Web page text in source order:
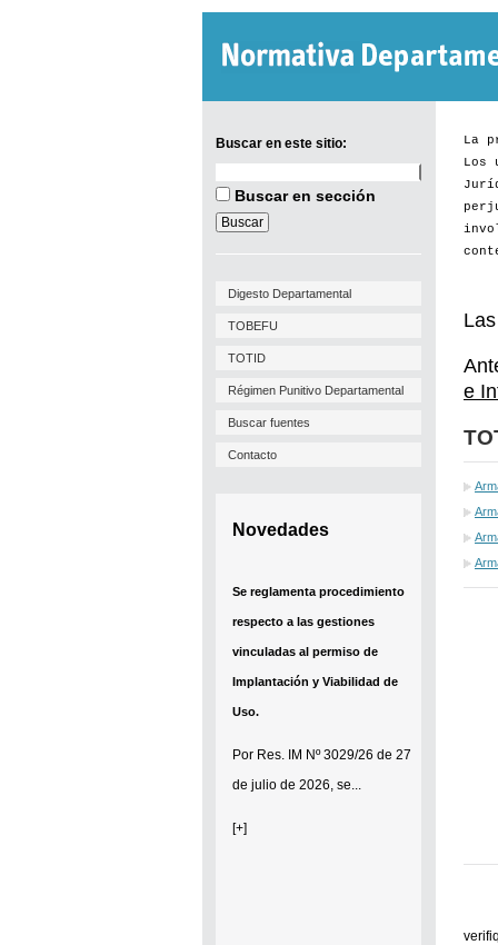
Buscar en este sitio:
en
sitio:
Buscar en sección
Digesto Departamental
TOBEFU
TOTID
Régimen Punitivo Departamental
Buscar fuentes
Contacto
Novedades
Se reglamenta procedimiento
respecto a las gestiones
Uso.
[+]
Se establece que estarán
exonerados del pago de tasas y
sellados los establecimientos
que soliciten el reconocimiento
como Espacio Cultural
Independiente (ECI)
Por...
[+]
La
Los
e